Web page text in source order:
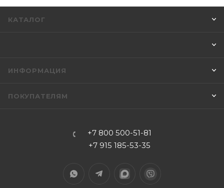
КАТАЛОГ
ИНФОРМАЦИЯ
ПОКУПАТЕЛЯМ
+7 800 500-51-81
+7 915 185-53-35